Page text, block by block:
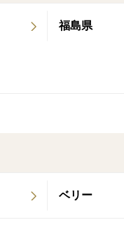
時間をかけて完熟さ
注目されている鮮度
る土壌＝美味しいも
福島県
ベリー